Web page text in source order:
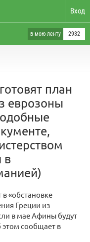
Вход
в мою ленту 2932
план
еврозоны
в
«обстановке
Греции из
в мае Афины будут
сообщает в